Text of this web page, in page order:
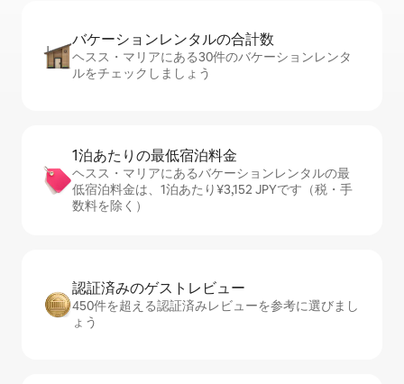
バケーションレ⁠ン⁠タ⁠ル⁠の合⁠計⁠数
ヘスス・マリアにある30件のバケーションレンタ
ルをチェックしましょう
1泊あたりの最⁠低⁠宿⁠泊⁠料⁠金
ヘスス・マリアにあるバケーションレンタルの最
低宿泊料金は、1泊あたり¥3,152 JPYです（税・手
数料を除く）
認証済みのゲ⁠ス⁠ト⁠レ⁠ビ⁠ュ⁠ー
450件を超える認証済みレビューを参考に選びまし
ょう